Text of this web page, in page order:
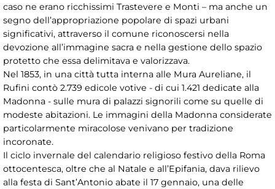
caso ne erano ricchissimi Trastevere e Monti – ma anche un
segno dell’appropriazione popolare di spazi urbani
significativi, attraverso il comune riconoscersi nella
devozione all’immagine sacra e nella gestione dello spazio
protetto che essa delimitava e valorizzava.
Nel 1853, in una città tutta interna alle Mura Aureliane, il
Rufini contò 2.739 edicole votive - di cui 1.421 dedicate alla
Madonna - sulle mura di palazzi signorili come su quelle di
modeste abitazioni. Le immagini della Madonna considerate
particolarmente miracolose venivano per tradizione
incoronate.
Il ciclo invernale del calendario religioso festivo della Roma
ottocentesca, oltre che al Natale e all’Epifania, dava rilievo
alla festa di Sant’Antonio abate il 17 gennaio, una delle